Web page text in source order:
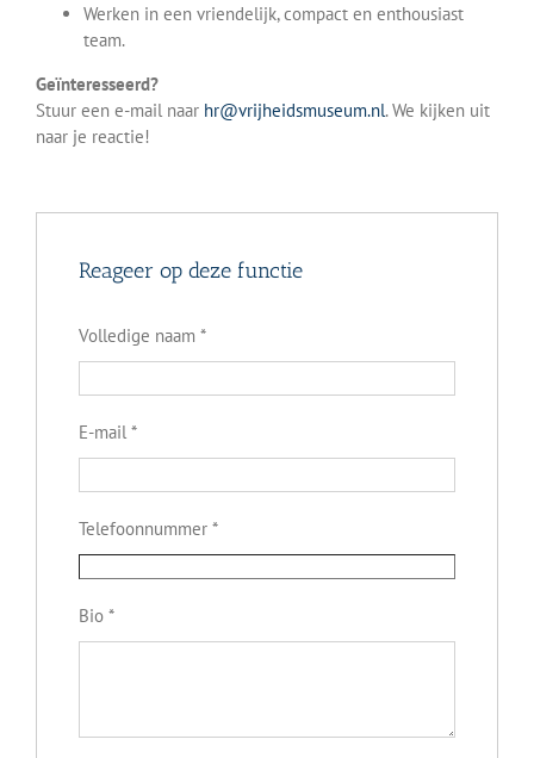
Werken in een vriendelijk, compact en enthousiast
team.
Geïnteresseerd?
Stuur een e-mail naar hr@vrijheidsmuseum.nl. We kijken uit
naar je reactie!
Reageer op deze functie
Volledige naam *
E-mail *
Telefoonnummer *
Bio *